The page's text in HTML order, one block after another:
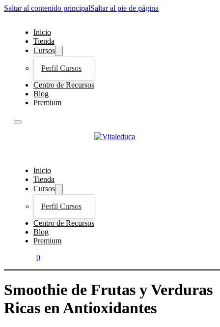
Saltar al contenido principalSaltar al pie de página
Inicio
Tienda
Cursos
Perfil Cursos
Centro de Recursos
Blog
Premium
Inicio
Tienda
Cursos
Perfil Cursos
Centro de Recursos
Blog
Premium
0
Smoothie de Frutas y Verduras
Ricas en Antioxidantes